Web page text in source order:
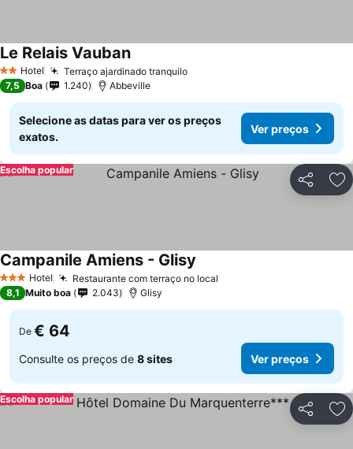
2 Estrelas
Hotel Terraço ajardinado tranquilo
Le Relais Vauban
7,5 Boa 1.240 Abbeville
Selecione as datas para ver os preços
exatos.
Ver preços
Partilhar
Escolha popular
3 EstrelasHotel Restaurante com terraço no local
Campanile Amiens - Glisy
8,1 Muito boa 2.043 Glisy
De € 64
Consulte os preços de 8 sites Ver preços
Partilhar
Escolha popular